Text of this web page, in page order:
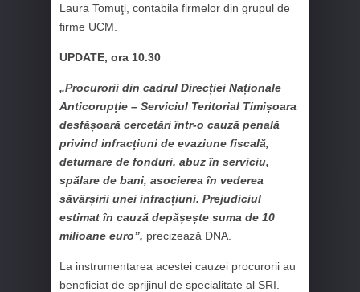
Laura Tomuţi, contabila firmelor din grupul de
firme UCM.
UPDATE, ora 10.30
„Procurorii din cadrul Direcției Naționale
Anticorupție – Serviciul Teritorial Timișoara
desfășoară cercetări într-o cauză penală
privind infracțiuni de evaziune fiscală,
deturnare de fonduri, abuz în serviciu,
spălare de bani, asocierea în vederea
săvârșirii unei infracțiuni. Prejudiciul
estimat în cauză depășește suma de 10
milioane euro”, precizează DNA.
La instrumentarea acestei cauzei procurorii au
beneficiat de sprijinul de specialitate al SRI.